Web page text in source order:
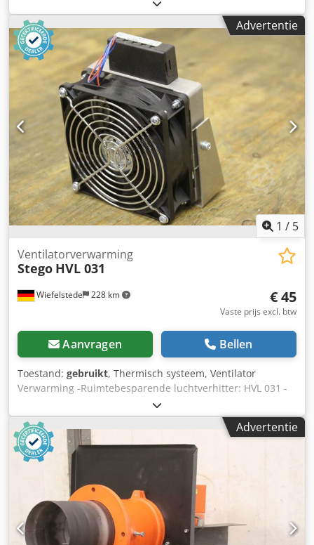
Djdpob A Hyujfx Alrjck - Gewicht: 20 kg
Advertentie
1 / 5
Wiefelstede 228 km
Ventilatorverwarming
Stego HVL 031
€ 45
Vaste prijs excl. btw
Aanvragen Bellen
Toestand: gebruikt, Thermisch systeem, Ventilator
Verwarming -Ruimtebesparende luchtverhitter: HVL 031 -
Vermogen: 225 W -Prijs: per stuk -Aantal: 2 stuks -
Afmetingen: 90/130/H160 mm Dcedpfsff Nmfox Alrjk -
Gewicht: 0,9 kg/stuk
Advertentie